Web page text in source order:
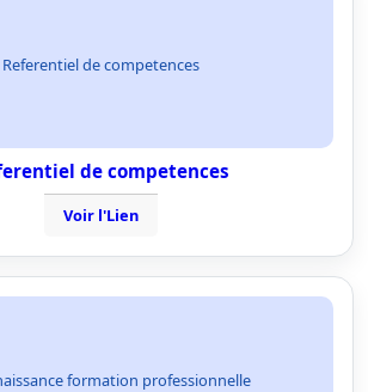
Referentiel de competences
de competences
Voir l'Lien
formation professionnelle